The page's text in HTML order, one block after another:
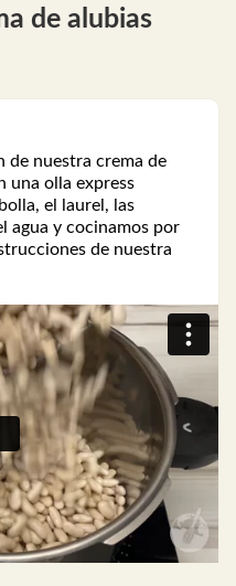
de alubias
de nuestra crema de
una olla express
el laurel, las
agua y cocinamos por
de nuestra